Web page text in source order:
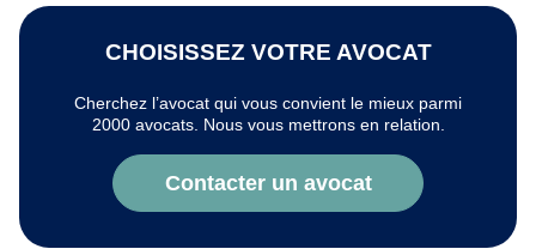
CHOISISSEZ VOTRE AVOCAT
Cherchez l’avocat qui vous convient le mieux parmi
2000 avocats. Nous vous mettrons en relation.
Contacter un avocat